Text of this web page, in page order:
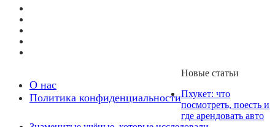
О нас
Политика конфиденциальности
Новые статьи
Пхукет: что
посмотреть, поесть и
где арендовать авто